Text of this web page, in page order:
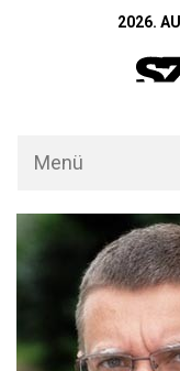
2026.
Menü